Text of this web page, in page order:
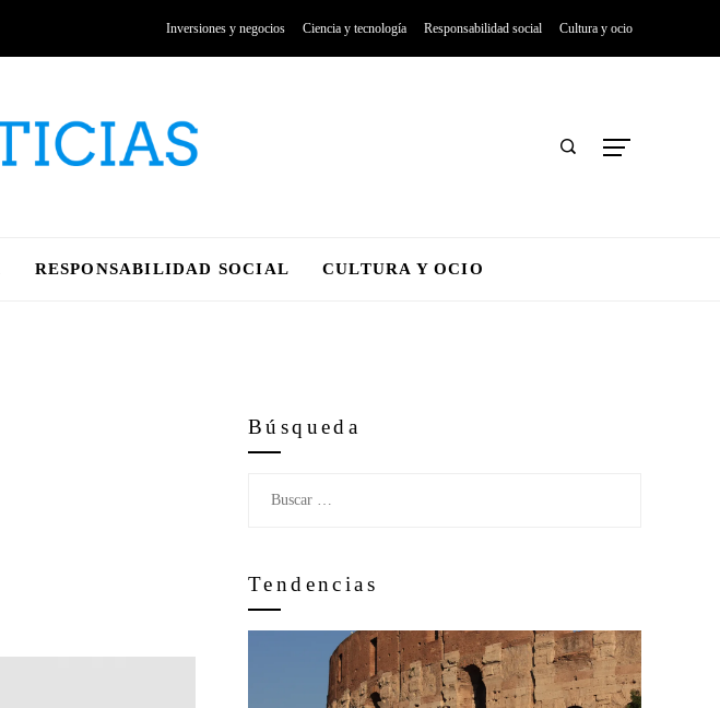
Inversiones y negocios Ciencia y tecnología Responsabilidad social Cultura y ocio
RESPONSABILIDAD SOCIAL CULTURA Y OCIO
Búsqueda
Tendencias